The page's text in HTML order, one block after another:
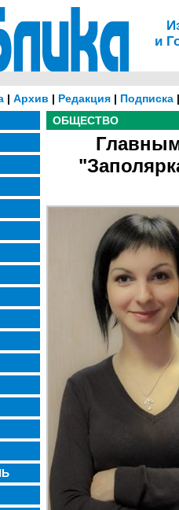
и
| Архив | Редакция | Подписка
ОБЩЕСТВО